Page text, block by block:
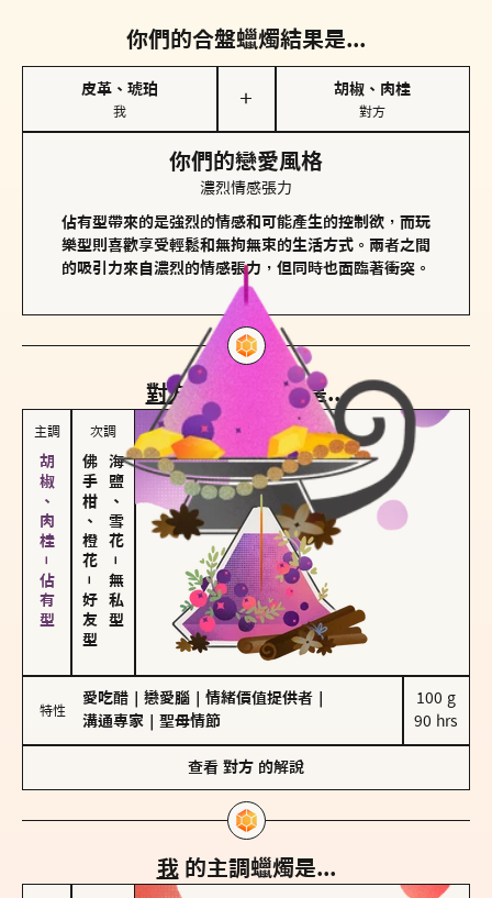
你們的合盤蠟燭結果是...
皮革、琥珀
我
＋
胡椒、肉桂
對方
你們的戀愛風格
濃烈情感張力
佔有型帶來的是強烈的情感和可能產生的控制欲，而玩
樂型則喜歡享受輕鬆和無拘無束的生活方式。兩者之間
的吸引力來自濃烈的情感張力，但同時也面臨著衝突。
對方 的主調蠟燭是...
主調
胡椒、肉桂－佔有型
次調
佛手柑、橙花
－
好友型
海鹽、雪花
－
無私型
特性
愛吃醋 戀愛腦 情緒價值提供者
溝通專家
聖母情節
100 g
90 hrs
查看 對方 的解說
我 的主調蠟燭是...